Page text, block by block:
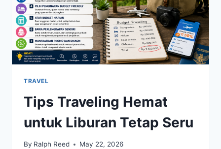
TRAVEL
Tips Traveling Hemat
untuk Liburan Tetap Seru
By Ralph Reed May 22, 2026